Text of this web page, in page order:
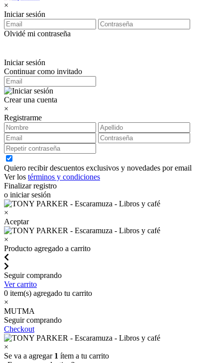
×
Iniciar sesión
Olvidé mi contraseña
Iniciar sesión
Continuar como invitado
Crear una cuenta
×
Registrarme
Quiero recibir descuentos exclusivos y novedades por email
Ver los términos y condiciones
Finalizar registro
o iniciar sesión
×
Aceptar
×
Producto agregado a carrito
Seguir comprando
Ver carrito
0 item(s) agregado tu carrito
×
MUTMA
Seguir comprando
Checkout
×
Se va a agregar 1 ítem a tu carrito